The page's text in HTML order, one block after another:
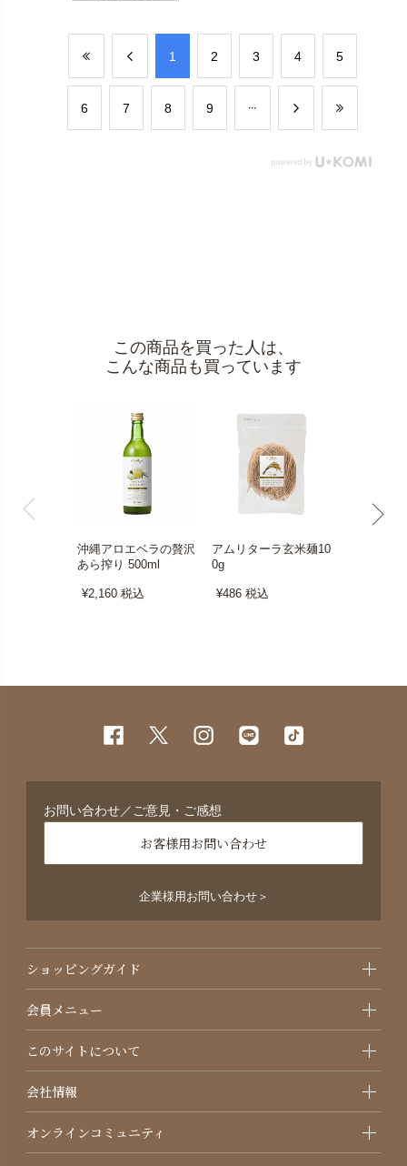
​1 ​2 ​3 ​4 ​5
​6 ​7 ​8 ​9
この商品を買った人は、
こんな商品も買っています
沖縄アロエベラの贅沢
あら搾り 500ml
¥2,160税込
アムリターラ玄米麺10
0g
¥486税込
お問い合わせ／ご意見・ご感想
お客様用お問い合わせ
企業様用お問い合わせ＞
ショッピングガイド
会員メニュー
このサイトについて
会社情報
オンラインコミュニティ